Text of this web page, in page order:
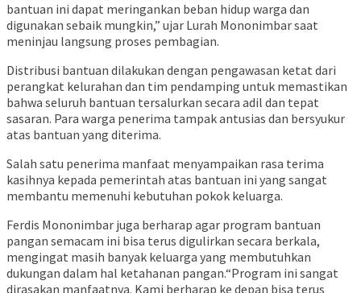
bantuan ini dapat meringankan beban hidup warga dan
digunakan sebaik mungkin,” ujar Lurah Mononimbar saat
meninjau langsung proses pembagian.
Distribusi bantuan dilakukan dengan pengawasan ketat dari
perangkat kelurahan dan tim pendamping untuk memastikan
bahwa seluruh bantuan tersalurkan secara adil dan tepat
sasaran. Para warga penerima tampak antusias dan bersyukur
atas bantuan yang diterima.
Salah satu penerima manfaat menyampaikan rasa terima
kasihnya kepada pemerintah atas bantuan ini yang sangat
membantu memenuhi kebutuhan pokok keluarga.
Ferdis Mononimbar juga berharap agar program bantuan
pangan semacam ini bisa terus digulirkan secara berkala,
mengingat masih banyak keluarga yang membutuhkan
dukungan dalam hal ketahanan pangan.“Program ini sangat
dirasakan manfaatnya. Kami berharap ke depan bisa terus